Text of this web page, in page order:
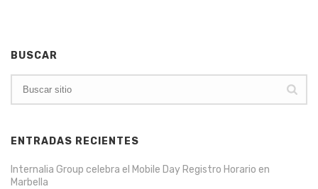
BUSCAR
ENTRADAS RECIENTES
Internalia Group celebra el Mobile Day Registro Horario en
Marbella